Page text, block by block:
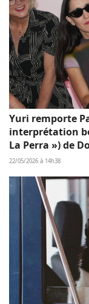
Yuri remporte
interprétation
La Perra ») de
22/05/2026 à 14h38